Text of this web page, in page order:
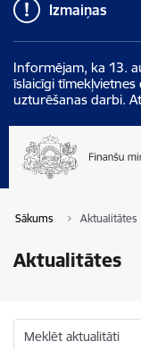
Izmaiņas
Informējam, ka 13.
īslaicīgi
uzturēšanas darbi.
Sākums Aktualitātes
Aktualitātes
Meklēt aktualitāti